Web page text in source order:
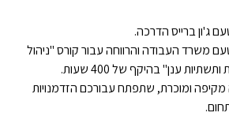
ג'ון ברייס הדרכה.
משרד העבודה והרווחה עבור קורס "ניהול
ענן" בהיקף של 400 שעות.
ומוכרת, שתפתח עבורכם הזדמנויות